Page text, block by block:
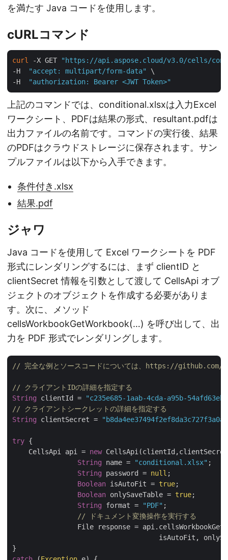
を満たす Java コードを使用します。
cURLコマンド
curl -X GET
"https://api.aspose.cloud/v3.0/cells/
-H
"accept: multipart/form-data"
\
-H
"authorization: Bearer <JWT Token>"
上記のコマンドでは、conditional.xlsxは入力Excel
ワークシート、PDFは結果の形式、resultant.pdfは
出力ファイルの名前です。コマンドの実行後、結果
のPDFはクラウドストレージに保存されます。サン
プルファイルは以下から入手できます。
条件付き.xlsx
結果.pdf
ジャワ
Java コードを使用して Excel ワークシートを PDF
形式にレンダリングするには、まず clientID と
clientSecret 情報を引数として渡して CellsApi オブ
ジェクトのオブジェクトを作成する必要がありま
す。次に、メソッド
cellsWorkbookGetWorkbook(…) を呼び出して、出
力を PDF 形式でレンダリングします。
// 完全な例とソースコードについては、https://
// クライアントIDの詳細を指定する
String clientId =
"c235e685-1aab-4cda-a95b-
// クライアントシークレットの詳細を指定する
String clientSecret =
try {
    CellsApi api =
new
String name = "conditional.xlsx" ;
String password = null ;
Boolean isAutoFit = true;
Boolean onlySaveTable = true;
String format = "PDF" ;
// ドキュメント変換操作を実行する
isAutoFit,